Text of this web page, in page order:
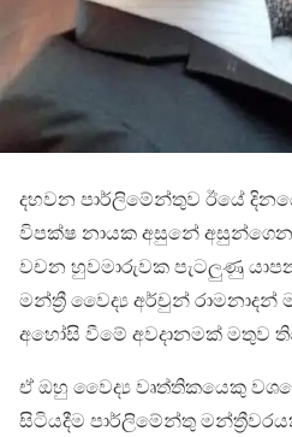
දහවන පාර්ලිමේන්තුව ඊයේ
විපක්ෂ නායක අසුනේ
වචන හුවමාරුවක පැටලුණු
මන්ත්‍රී වෛද්‍ය අර්චුන් රාමනාදන්
අහෝසි වීමේ අවදානමක් මතුව
ඒ ඔහු වෛද්‍ය වෘත්තිකයෙකු
සිටියදීම පාර්ලිමේන්තු